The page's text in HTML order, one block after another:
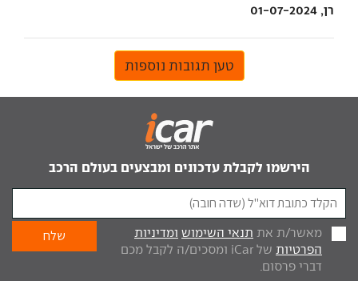
רן, 01-07-2024
טען תגובות נוספות
הירשמו לקבלת עדכונים ומבצעים בעולם הרכב
מאשר/ת את תנאי השימוש ומדיניות
הפרטיות
של iCar ומסכים/ה לקבל מכם
דברי פרסום.